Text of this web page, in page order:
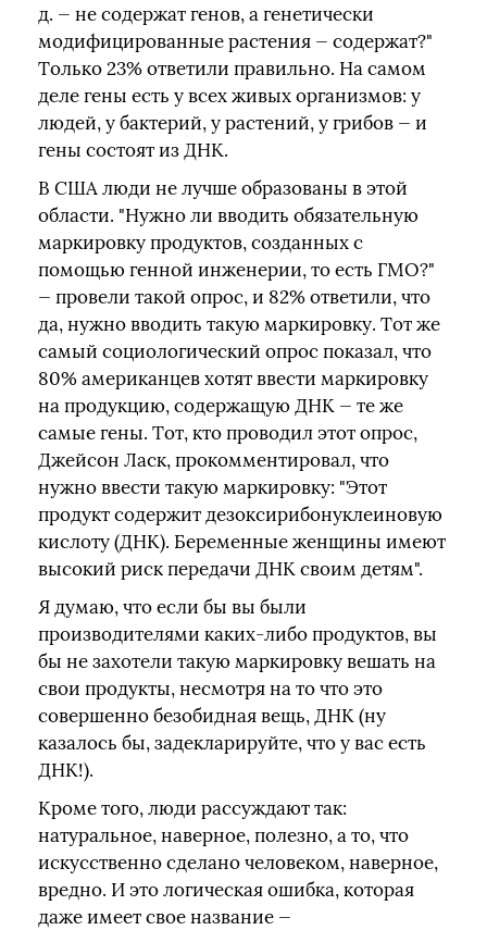
д. — не содержат генов, а генетически
модифицированные растения — содержат?"
Только 23% ответили правильно. На самом
деле гены есть у всех живых организмов: у
людей, у бактерий, у растений, у грибов — и
гены состоят из ДНК.
В США люди не лучше образованы в этой
области. "Нужно ли вводить обязательную
маркировку продуктов, созданных с
помощью генной инженерии, то есть ГМО?"
— провели такой опрос, и 82% ответили, что
да, нужно вводить такую маркировку. Тот же
самый социологический опрос показал, что
80% американцев хотят ввести маркировку
на продукцию, содержащую ДНК — те же
самые гены. Тот, кто проводил этот опрос,
Джейсон Ласк, прокомментировал, что
нужно ввести такую маркировку: "Этот
продукт содержит дезоксирибонуклеиновую
кислоту (ДНК). Беременные женщины имеют
высокий риск передачи ДНК своим детям".
Я думаю, что если бы вы были
производителями каких-либо продуктов, вы
бы не захотели такую маркировку вешать на
свои продукты, несмотря на то что это
совершенно безобидная вещь, ДНК (ну
казалось бы, задекларируйте, что у вас есть
ДНК!).
Кроме того, люди рассуждают так:
натуральное, наверное, полезно, а то, что
искусственно сделано человеком, наверное,
вредно. И это логическая ошибка, которая
даже имеет свое название —